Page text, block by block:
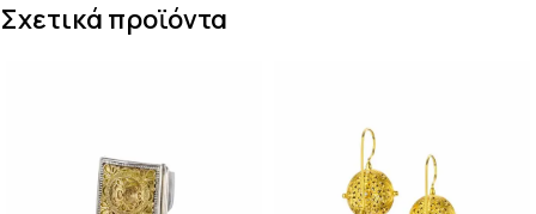
Σχετικά προϊόντα